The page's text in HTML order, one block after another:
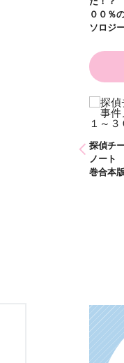
探偵チームＫＺ事件 探偵チ
ノート
巻合本